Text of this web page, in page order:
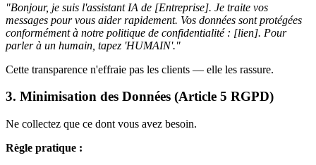
"Bonjour, je suis l'assistant IA de [Entreprise]. Je traite vos
messages pour vous aider rapidement. Vos données sont protégées
conformément à notre politique de confidentialité : [lien]. Pour
parler à un humain, tapez 'HUMAIN'."
Cette transparence n'effraie pas les clients — elle les rassure.
3. Minimisation des Données (Article 5 RGPD)
Ne collectez que ce dont vous avez besoin.
Règle pratique :